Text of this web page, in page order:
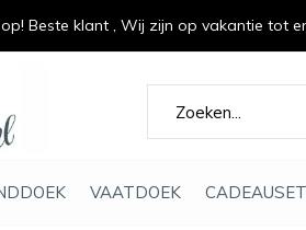
VAATDOEK
duurzaam en met liefde gemaakt
Beste klant , Wij zijn op vakantie tot